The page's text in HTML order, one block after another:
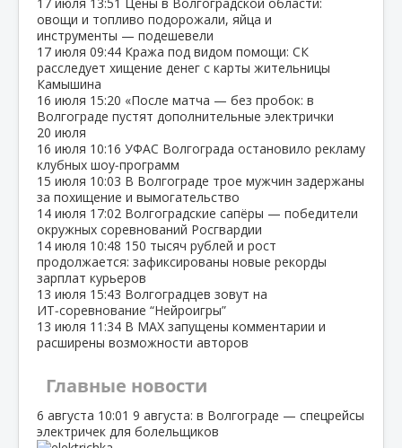
овощи и топливо подорожали, яйца и
инструменты — подешевели
17 июля 09:44 Кража под видом помощи: СК
расследует хищение денег с карты жительницы
Камышина
16 июля 15:20 «После матча — без пробок: в
Волгограде пустят дополнительные электрички
20 июля
16 июля 10:16 УФАС Волгограда остановило рекламу
клубных шоу‑программ
15 июля 10:03 В Волгограде трое мужчин задержаны
за похищение и вымогательство
14 июля 17:02 Волгоградские сапёры — победители
окружных соревнований Росгвардии
14 июля 10:48 150 тысяч рублей и рост
продолжается: зафиксированы новые рекорды
зарплат курьеров
13 июля 15:43 Волгоградцев зовут на
ИТ‑соревнование “Нейроигры”
13 июля 11:34 В МАХ запущены комментарии и
расширены возможности авторов
Главные новости
6 августа 10:01 9 августа: в Волгограде — спецрейсы
электричек для болельщиков